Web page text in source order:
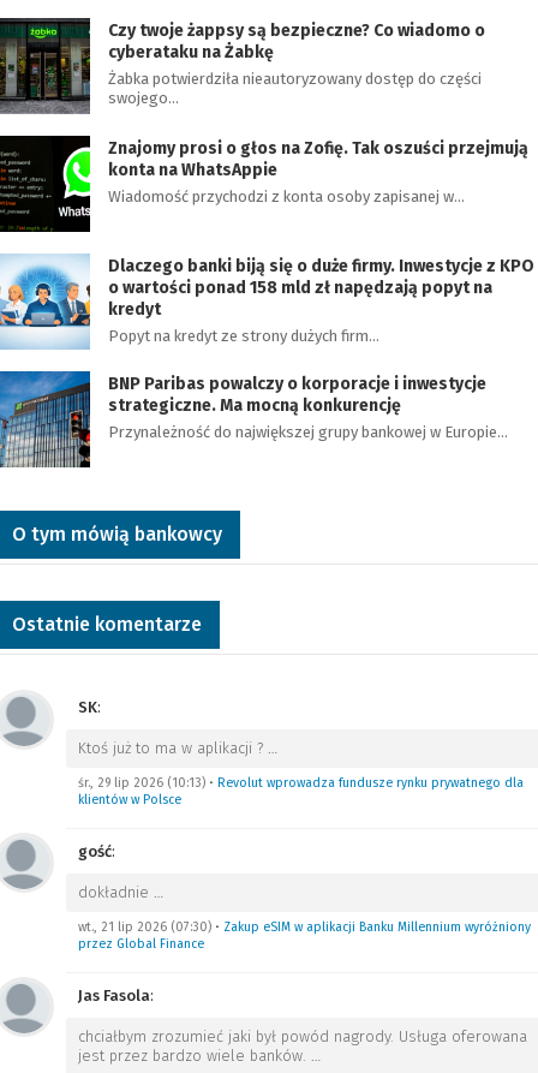
Czy twoje żappsy są bezpieczne? Co wiadomo o
cyberataku na Żabkę
Żabka potwierdziła nieautoryzowany dostęp do części
swojego…
Znajomy prosi o głos na Zofię. Tak oszuści przejmują
konta na WhatsAppie
Wiadomość przychodzi z konta osoby zapisanej w…
Dlaczego banki biją się o duże firmy. Inwestycje z KPO
o wartości ponad 158 mld zł napędzają popyt na
kredyt
Popyt na kredyt ze strony dużych firm…
BNP Paribas powalczy o korporacje i inwestycje
strategiczne. Ma mocną konkurencję
Przynależność do największej grupy bankowej w Europie…
O tym mówią bankowcy
Ostatnie komentarze
SK:
Ktoś już to ma w aplikacji ? …
śr., 29 lip 2026 (10:13) • Revolut wprowadza fundusze rynku prywatnego dla
klientów w Polsce
gość:
dokładnie …
wt., 21 lip 2026 (07:30) • Zakup eSIM w aplikacji Banku Millennium wyróżniony
przez Global Finance
Jas Fasola:
chciałbym zrozumieć jaki był powód nagrody. Usługa oferowana
jest przez bardzo wiele banków. …